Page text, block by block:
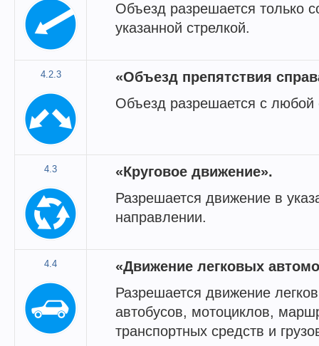
Объезд разрешается только
указанной стрелкой.
4.2.3
«Объезд препятствия
Объезд разрешается с любой
4.3
«Круговое движение».
Разрешается движение в
направлении.
4.4
«Движение легковых
Разрешается движение
автобусов, мотоциклов,
транспортных средств и